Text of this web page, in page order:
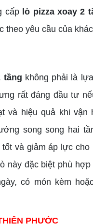
cấplò pizza xoay 2
theo yêu cầu của
tầng không phải là
rất đáng đầu tư
và hiệu quả khi vận
song song hai
và giảm áp lực cho
này đặc biệt phù
có món kèm
PHƯỚC